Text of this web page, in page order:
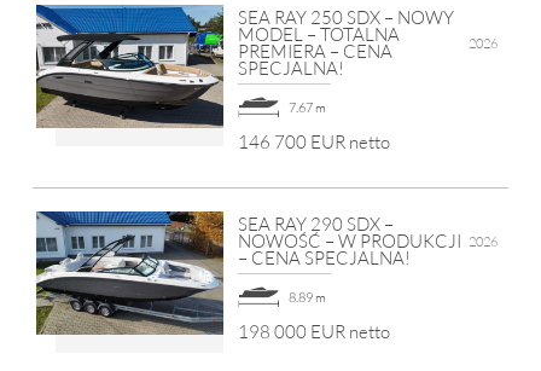
SEA RAY 250 SDX – NOWY
MODEL – TOTALNA
PREMIERA – CENA
SPECJALNA!
2026
7.67 m
146 700 EUR netto
SEA RAY 290 SDX –
NOWOŚĆ – W PRODUKCJI
– CENA SPECJALNA!
2026
8.89 m
198 000 EUR netto